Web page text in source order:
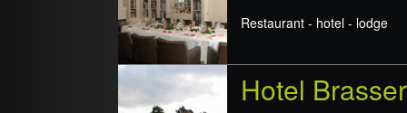
Restaurant - hotel - lodge
Hotel